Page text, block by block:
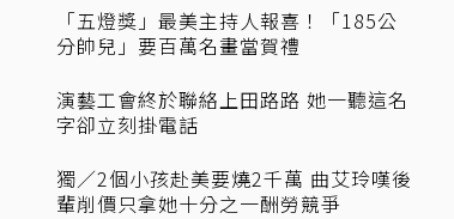
「五燈獎」最美主持人報喜！「185公
分帥兒」要百萬名畫當賀禮
演藝工會終於聯絡上田路路 她一聽這名
字卻立刻掛電話
獨／2個小孩赴美要燒2千萬 曲艾玲嘆後
輩削價只拿她十分之一酬勞競爭